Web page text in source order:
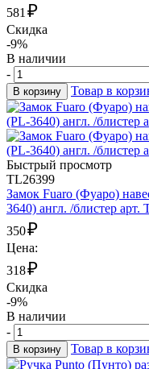
581₽
Скидка
-9%
В наличии
-
В корзину Товар в
Быстрый просмотр
TL26399
Замок Fuaro (Фуаро)
3640) англ. /блистер арт.
350₽
Цена:
318₽
Скидка
-9%
В наличии
-
В корзину Товар в